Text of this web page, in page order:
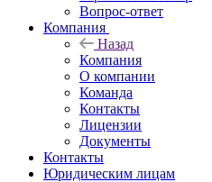
Вопрос-ответ
Компания
Назад
Компания
О компании
Команда
Контакты
Лицензии
Документы
Контакты
Юридическим лицам